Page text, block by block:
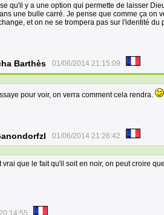
qu'il y a une option qui permette de laisser
une bulle carré. Je pense que comme ça on
et on ne se trompera pas sur l'identité du
Barthès 01/06/2014 21:15:09
pour voir, on verra comment cela rendra.
01/06/2014 21:26:42
vrai que le fait qu'il soit en noir, on peut croire